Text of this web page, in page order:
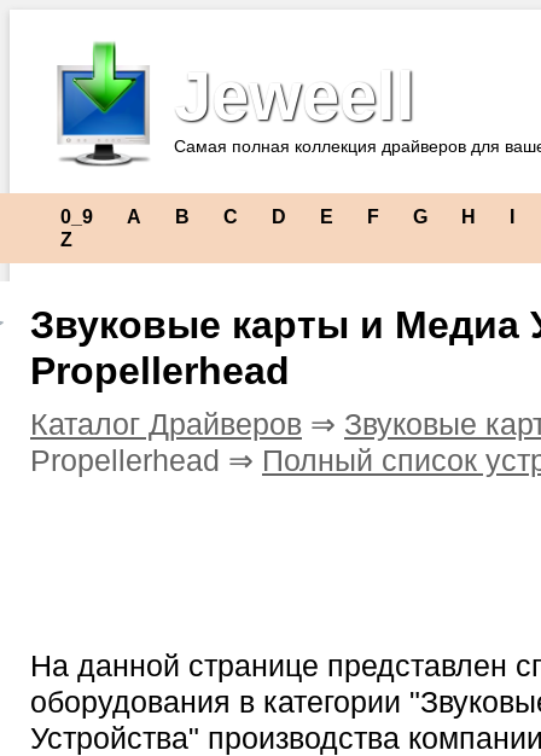
Jeweell
Самая полная коллекция драйверов для
0_9 A B C D E F G H
Z
Звуковые карты и Медиа
Propellerhead
Каталог Драйверов ⇒ Звуковые
Propellerhead ⇒ Полный список
На данной странице представлен
оборудования в категории
Устройства" производства